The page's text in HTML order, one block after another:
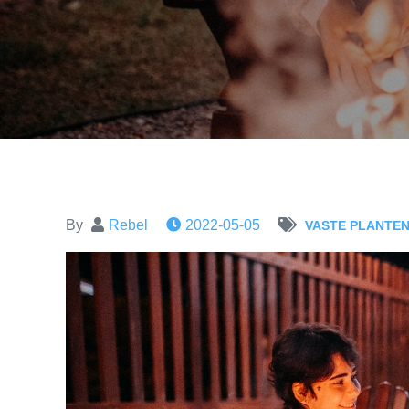
By Rebel 2022-05-05 VASTE PLANTEN